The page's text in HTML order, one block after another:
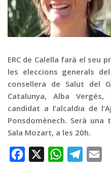
Publicitat
Contacte
ERC de Calella farà el seu
les eleccions generals
consellera de Salut del
Catalunya, Alba
candidat a l’alcaldia de
Ponsdomènech. Serà
Sala Mozart, a les 20h.
Facebook WhatsAppTelegram